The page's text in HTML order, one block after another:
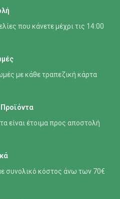
που κάνετε μέχρι τις 14:00
με κάθε τραπεζική κάρτα
είναι έτοιμα προς αποστολή
συνολικό κόστος άνω των 70€